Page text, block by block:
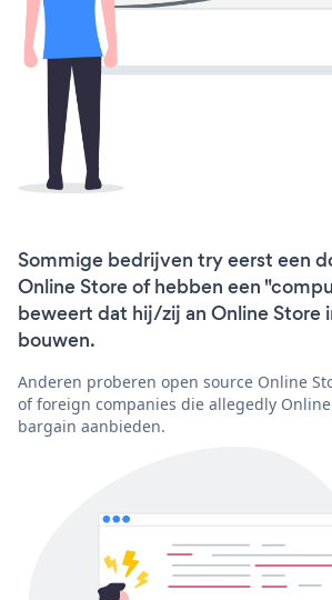
Sommige bedrijven try eerst een
Online Store of hebben een
beweert dat hij/zij an Online Store
bouwen.
Anderen proberen open source Online
of foreign companies die allegedly
bargain aanbieden.